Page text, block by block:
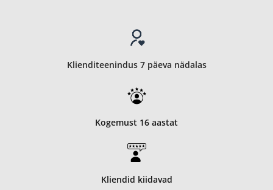
Klienditeenindus 7 päeva nädalas
Kogemust 16 aastat
Kliendid kiidavad